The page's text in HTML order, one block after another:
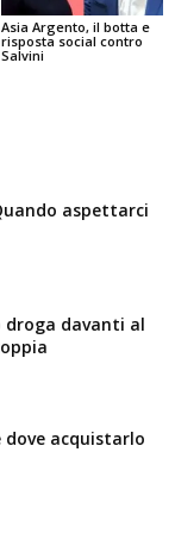
Asia Argento, il botta e
risposta social contro
Salvini
aspettarci
droga davanti al
dove acquistarlo